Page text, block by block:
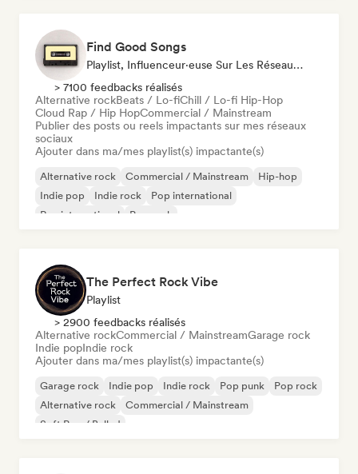
Find Good Songs
Playlist, Influenceur·euse Sur Les Réseaux Sociaux
> 7100 feedbacks réalisés
Alternative rockBeats / Lo-fiChill / Lo-fi Hip-Hop
Cloud Rap / Hip HopCommercial / Mainstream
Publier des posts ou reels impactants sur mes réseaux
sociaux
Ajouter dans ma/mes playlist(s) impactante(s)
Alternative rock Commercial / Mainstream
Hip-hop
Indie pop
Indie rock
Pop international
Rap international
Pop rock
The Perfect Rock Vibe
Playlist
> 2900 feedbacks réalisés
Alternative rockCommercial / MainstreamGarage rock
Indie popIndie rock
Ajouter dans ma/mes playlist(s) impactante(s)
Garage rock Indie pop Indie rock Pop punk
Pop rock
Alternative rock
Commercial / Mainstream
Soft Pop / Ballad